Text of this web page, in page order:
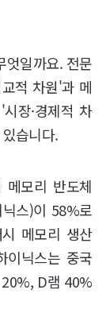
엇일까요. 전문
적 차원'과 메
장·경제적 차
습니다.
메모리 반도체
닉스)이 58%로
메모리 생산
이닉스는 중국
D램 40%